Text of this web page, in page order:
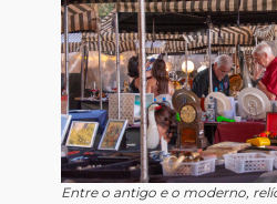
Entre o antigo e o moderno,